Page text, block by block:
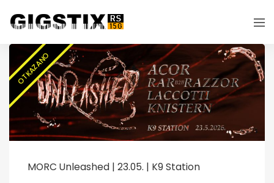
OTKAZANO
MORC Unleashed | 23.05. | K9 Station